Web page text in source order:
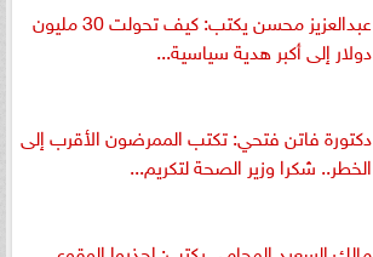
عبدالعزيز محسن يكتب: كيف تحولت 30 مليون
دولار إلى أكبر هدية سياسية...
دكتورة فاتن فتحي: تكتب الممرضون الأقرب إلى
الخطر.. شكرا وزير الصحة لتكريم...